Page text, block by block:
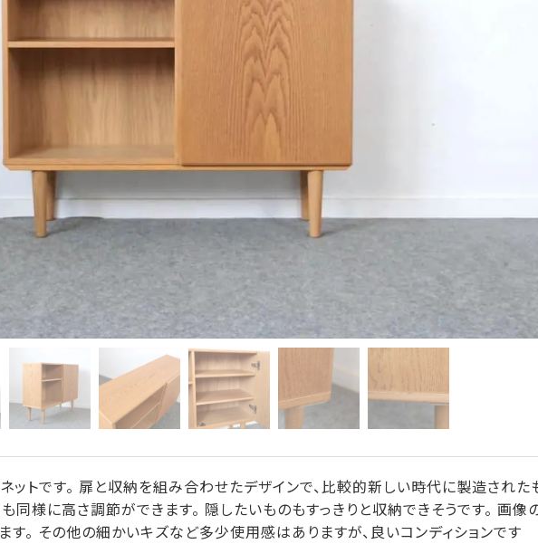
ットです。 扉と収納を組み合わせたデザインで、比較的新しい時代に製造された
様に高さ調節ができます。 隠したいものもすっきりと収納できそうです。 画像
。 その他の細かいキズなど多少使用感はありますが、良いコンディションです